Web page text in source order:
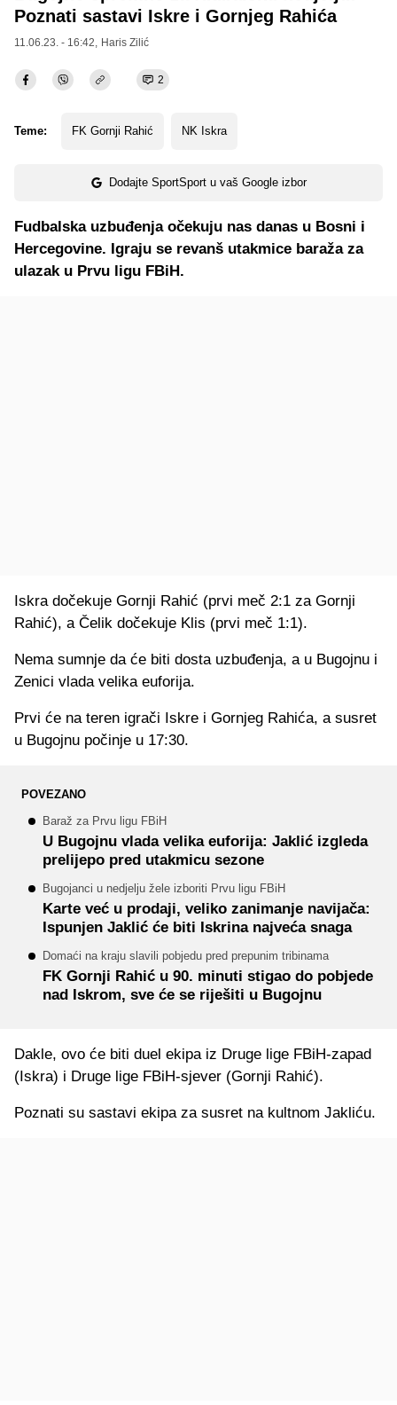
Poznati sastavi Iskre i Gornjeg Rahića
11.06.23. - 16:42, Haris Zilić
2
Teme: FK Gornji Rahić NK Iskra
Dodajte SportSport u vaš Google izbor
Fudbalska uzbuđenja očekuju nas danas u Bosni i
Hercegovine. Igraju se revanš utakmice baraža za
ulazak u Prvu ligu FBiH.
Iskra dočekuje Gornji Rahić (prvi meč 2:1 za Gornji
Rahić), a Čelik dočekuje Klis (prvi meč 1:1).
Nema sumnje da će biti dosta uzbuđenja, a u Bugojnu i
Zenici vlada velika euforija.
Prvi će na teren igrači Iskre i Gornjeg Rahića, a susret
u Bugojnu počinje u 17:30.
POVEZANO
Baraž za Prvu ligu FBiH
U Bugojnu vlada velika euforija: Jaklić izgleda
prelijepo pred utakmicu sezone
Bugojanci u nedjelju žele izboriti Prvu ligu FBiH
Karte već u prodaji, veliko zanimanje navijača:
Ispunjen Jaklić će biti Iskrina najveća snaga
Domaći na kraju slavili pobjedu pred prepunim tribinama
FK Gornji Rahić u 90. minuti stigao do pobjede
nad Iskrom, sve će se riješiti u Bugojnu
Dakle, ovo će biti duel ekipa iz Druge lige FBiH-zapad
(Iskra) i Druge lige FBiH-sjever (Gornji Rahić).
Poznati su sastavi ekipa za susret na kultnom Jakliću.